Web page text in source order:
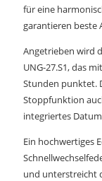
für eine
garantieren beste
Angetrieben wird
UNG-27.S1, das
Stunden punktet.
Stoppfunktion
integriertes
Ein hochwertiges
und unterstreicht